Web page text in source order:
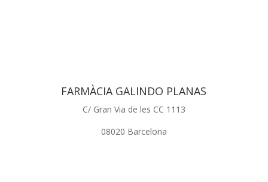
FARMÀCIA GALINDO PLANAS
C/ Gran Via de les CC 1113
08020 Barcelona